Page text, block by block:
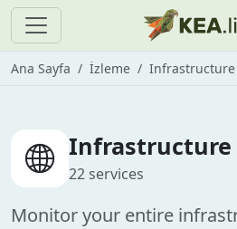
Ana Sayfa İzleme Infrastructure
22 services
Monitor your entire